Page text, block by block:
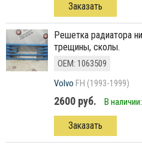
Заказать
решетка радиатора нижняя б/у \ Следы ремонта,
трещины, сколы.
ОЕМ: 1063509
Volvo FH (1993-1999)
2600 руб. В наличии:
Заказать